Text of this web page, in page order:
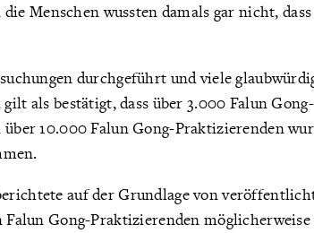
Menschen wussten damals gar nicht, dass
durchgeführt und viele
als bestätigt, dass über 3.000 Falun Gong-
10.000 Falun Gong-Praktizierenden
auf der Grundlage von
Gong-Praktizierenden möglicherweise